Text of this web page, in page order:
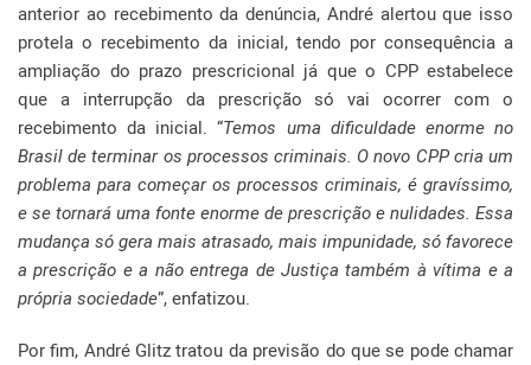
anterior ao recebimento da denúncia, André alertou que isso
protela o recebimento da inicial, tendo por consequência a
ampliação do prazo prescricional já que o CPP estabelece
que a interrupção da prescrição só vai ocorrer com o
recebimento da inicial. “Temos uma dificuldade enorme no
Brasil de terminar os processos criminais. O novo CPP cria um
problema para começar os processos criminais, é gravíssimo,
e se tornará uma fonte enorme de prescrição e nulidades. Essa
mudança só gera mais atrasado, mais impunidade, só favorece
a prescrição e a não entrega de Justiça também à vítima e a
própria sociedade”, enfatizou.
Por fim, André Glitz tratou da previsão do que se pode chamar